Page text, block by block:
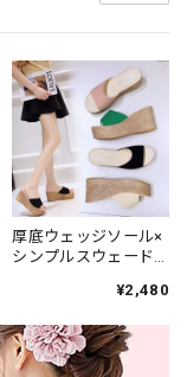
厚底ウェッジソール×
シンプルスウェード
¥2,480